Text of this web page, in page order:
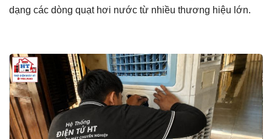
dạng các dòng quạt hơi nước từ nhiều thương hiệu lớn.